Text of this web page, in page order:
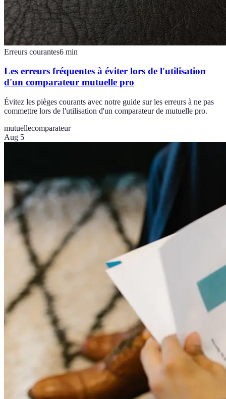
Erreurs courantes6 min
Les erreurs fréquentes à éviter lors de l'utilisation
d'un comparateur mutuelle pro
Évitez les pièges courants avec notre guide sur les erreurs à ne pas
commettre lors de l'utilisation d'un comparateur de mutuelle pro.
mutuellecomparateur
Aug 5